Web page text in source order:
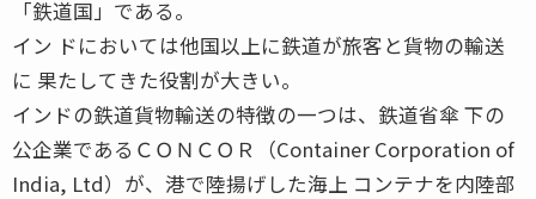
「鉄道国」である。
イン ドにおいては他国以上に鉄道が旅客と貨物の輸送
に 果たしてきた役割が大きい。
インドの鉄道貨物輸送の特徴の一つは、鉄道省傘 下の
公企業であるＣＯＮＣＯＲ（Container Corporation of
India, Ltd）が、港で陸揚げした海上 コンテナを内陸部